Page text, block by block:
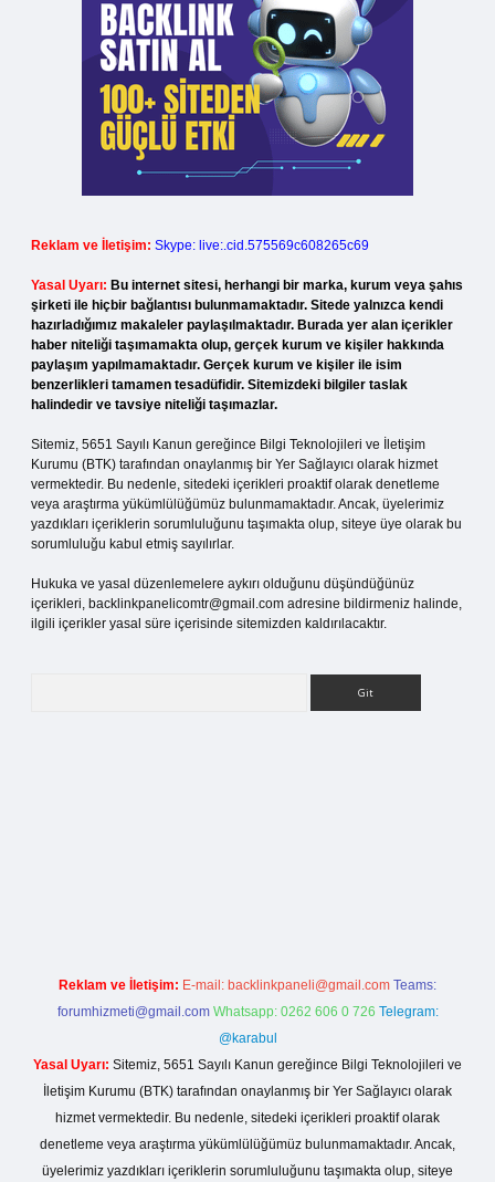
Reklam ve İletişim: Skype: live:.cid.575569c608265c69
Yasal Uyarı: Bu internet sitesi, herhangi bir marka, kurum veya şahıs
şirketi ile hiçbir bağlantısı bulunmamaktadır. Sitede yalnızca kendi
hazırladığımız makaleler paylaşılmaktadır. Burada yer alan içerikler
haber niteliği taşımamakta olup, gerçek kurum ve kişiler hakkında
paylaşım yapılmamaktadır. Gerçek kurum ve kişiler ile isim
benzerlikleri tamamen tesadüfidir. Sitemizdeki bilgiler taslak
halindedir ve tavsiye niteliği taşımazlar.
Sitemiz, 5651 Sayılı Kanun gereğince Bilgi Teknolojileri ve İletişim
Kurumu (BTK) tarafından onaylanmış bir Yer Sağlayıcı olarak hizmet
vermektedir. Bu nedenle, sitedeki içerikleri proaktif olarak denetleme
veya araştırma yükümlülüğümüz bulunmamaktadır. Ancak, üyelerimiz
yazdıkları içeriklerin sorumluluğunu taşımakta olup, siteye üye olarak bu
sorumluluğu kabul etmiş sayılırlar.
Hukuka ve yasal düzenlemelere aykırı olduğunu düşündüğünüz
içerikleri, backlinkpanelicomtr@gmail.com adresine bildirmeniz halinde,
ilgili içerikler yasal süre içerisinde sitemizden kaldırılacaktır.
Reklam ve İletişim: E-mail: backlinkpaneli@gmail.com Teams:
forumhizmeti@gmail.com Whatsapp: 0262 606 0 726 Telegram:
@karabul
Yasal Uyarı: Sitemiz, 5651 Sayılı Kanun gereğince Bilgi Teknolojileri ve
İletişim Kurumu (BTK) tarafından onaylanmış bir Yer Sağlayıcı olarak
hizmet vermektedir. Bu nedenle, sitedeki içerikleri proaktif olarak
denetleme veya araştırma yükümlülüğümüz bulunmamaktadır. Ancak,
üyelerimiz yazdıkları içeriklerin sorumluluğunu taşımakta olup, siteye